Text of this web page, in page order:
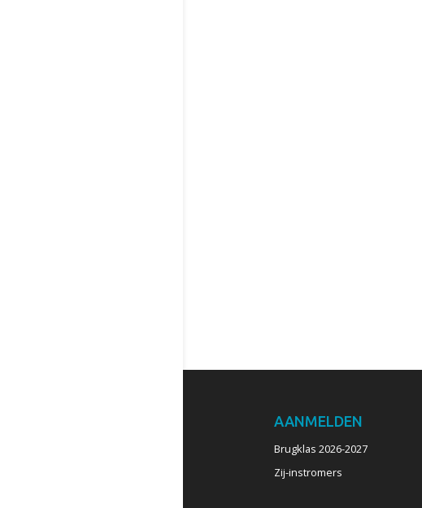
AANMELDEN
Brugklas 2026-2027
Zij-instromers